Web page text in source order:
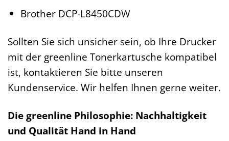
Brother DCP-L8450CDW
Sollten Sie sich unsicher sein, ob Ihre Drucker
mit der greenline Tonerkartusche kompatibel
ist, kontaktieren Sie bitte unseren
Kundenservice. Wir helfen Ihnen gerne weiter.
Die greenline Philosophie: Nachhaltigkeit
und Qualität Hand in Hand